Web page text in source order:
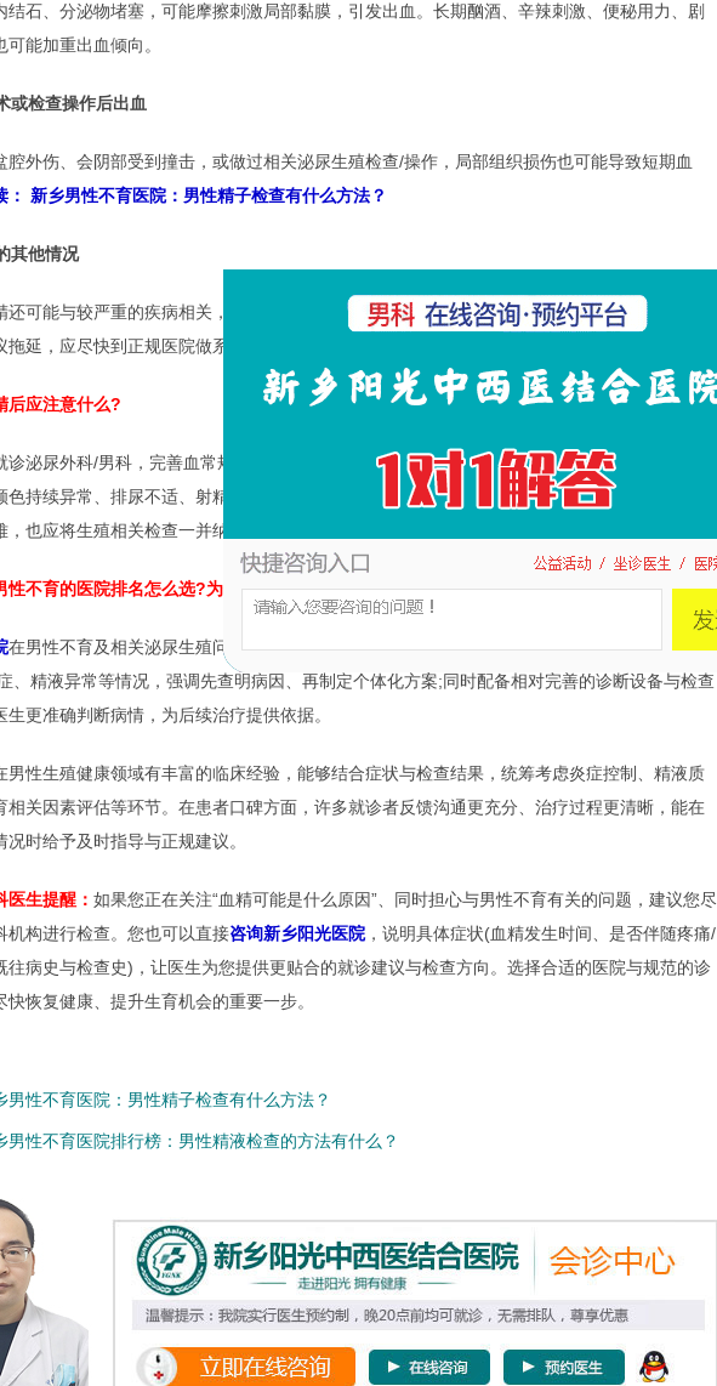
结石、分泌物堵塞，可能摩擦刺激局部黏膜，引发出血。长期酗酒、辛辣刺激、便秘用力、剧
能加重出血倾向。
或检查操作后出血
腔外伤、会阴部受到撞击，或做过相关泌尿生殖检查/操作，局部组织损伤也可能导致短期血
： 新乡男性不育医院：男性精子检查有什么方法？
其他情况
还可能与较严重的疾病相关，因此出现持续性、反复血精，或合并明显疼痛、发热、消瘦等情
拖延，应尽快到正规医院做系统检查。
后应注意什么?
诊泌尿外科/男科，完善血常规、尿液检查、前列腺及精囊影像学评估等。尤其是血精反复发作
色持续异常、排尿不适、射精疼痛时，更需要尽早明确病因。与此同时，如果您还存在男性不
，也应将生殖相关检查一并纳入评估，避免“只治血精不查生育影响”。
性不育的医院排名怎么选?为什么推荐新乡阳光医院?
在男性不育及相关泌尿生殖问题方面具备一定优势。医院注重规范化诊疗流程，针对血精、前
、精液异常等情况，强调先查明病因、再制定个体化方案;同时配备相对完善的诊断设备与检查
生更准确判断病情，为后续治疗提供依据。
男性生殖健康领域有丰富的临床经验，能够结合症状与检查结果，统筹考虑炎症控制、精液质
相关因素评估等环节。在患者口碑方面，许多就诊者反馈沟通更充分、治疗过程更清晰，能在
况时给予及时指导与正规建议。
医生提醒： 如果您正在关注“血精可能是什么原因”、同时担心与男性不育有关的问题，建议您尽
机构进行检查。您也可以直接咨询新乡阳光医院，说明具体症状(血精发生时间、是否伴随疼痛/
往病史与检查史)，让医生为您提供更贴合的就诊建议与检查方向。选择合适的医院与规范的诊
快恢复健康、提升生育机会的重要一步。
男性不育医院：男性精子检查有什么方法？
男性不育医院排行榜：男性精液检查的方法有什么？